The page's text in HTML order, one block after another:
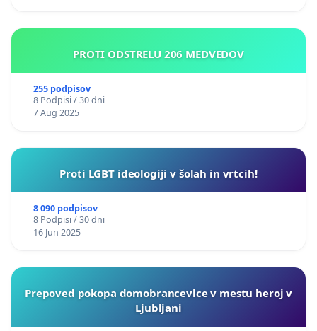
PROTI ODSTRELU 206 MEDVEDOV
255 podpisov
8 Podpisi / 30 dni
7 Aug 2025
Proti LGBT ideologiji v šolah in vrtcih!
8 090 podpisov
8 Podpisi / 30 dni
16 Jun 2025
Prepoved pokopa domobrancevlce v mestu heroj v
Ljubljani